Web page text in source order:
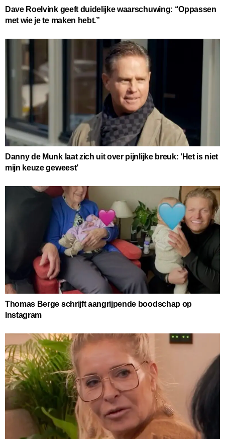
Dave Roelvink geeft duidelijke waarschuwing: “Oppassen
met wie je te maken hebt.”
Danny de Munk laat zich uit over pijnlijke breuk: ‘Het is niet
mijn keuze geweest’
Thomas Berge schrijft aangrijpende boodschap op
Instagram